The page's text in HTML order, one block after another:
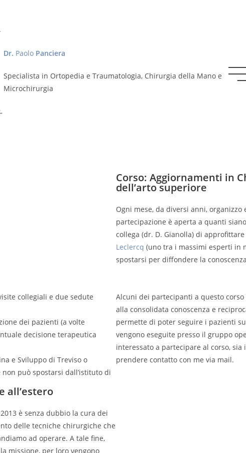
Dr. Paolo Panciera
Specialista in Ortopedia e Traumatologia, Chirurgia della Mano e
Microchirurgia
Corso: Aggiornamenti in
dell’arto superiore
Ogni mese, da diversi anni,
partecipazione è aperta a quanti
collega (dr. D. Gianolla) di
Leclercq (uno tra i massimi esperti in
spostarsi per diffondere la
collegiali e due sedute
dei pazienti (a volte
decisione terapeutica
e Sviluppo di Treviso o
non può spostarsi dall’istituto di
Alcuni dei partecipanti a questo
alla consolidata conoscenza e
permette di poter seguire i pazienti
vengono eseguite presso il gruppo
interessato a partecipare al corso, sia
prendere contatto con me via mail.
all’estero
è senza dubbio la cura dei
delle tecniche chirurgiche che
ad operare. A tale fine,
missione, per loro vengono